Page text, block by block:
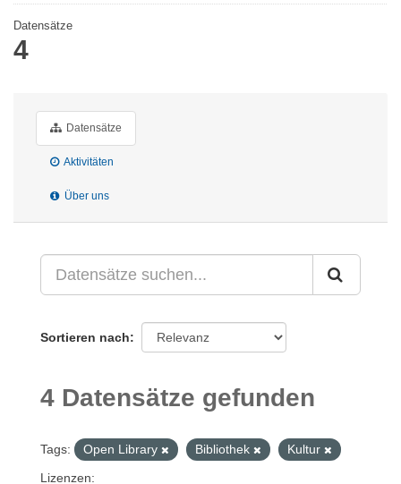
Datensätze
4
Datensätze
Aktivitäten
Über uns
Sortieren nach
4 Datensätze gefunden
Tags: Open Library Bibliothek
Kultur
Lizenzen: